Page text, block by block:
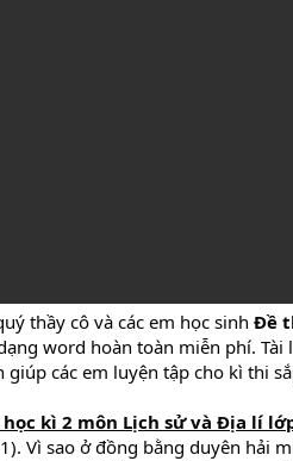
thầy cô và các em học sinh Đề
word hoàn toàn miễn phí.
giúp các em luyện tập cho kì thi
kì 2 môn Lịch sử và Địa lí
Vì sao ở đồng bằng duyên hải